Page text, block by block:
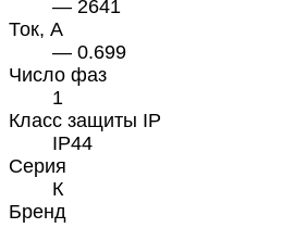
— 2641
Ток, А
— 0.699
Число фаз
1
Класс защиты IP
IP44
Серия
К
Бренд